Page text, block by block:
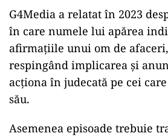
G4Media a relatat în 2023
în care numele lui apărea
afirmațiile unui om de
respingând implicarea și
acționa în judecată pe cei
său.
Asemenea episoade trebuie